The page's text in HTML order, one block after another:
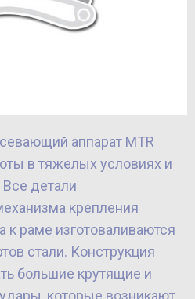
аппарат MTR
в тяжелых условиях и
детали
крепления
раме изготоваливаются
стали. Конструкция
большие крутящие и